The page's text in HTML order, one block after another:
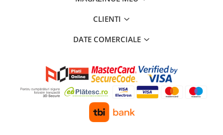
Piese Chikusui
Piese Universal
CLIENTI
DATE COMERCIALE